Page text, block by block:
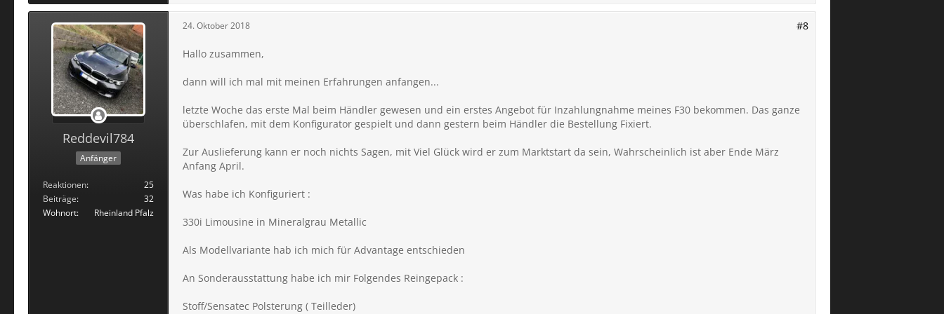
Reddevil784
Anfänger
Reaktionen
25
Beiträge
32
Wohnort
Rheinland Pfalz
24. Oktober 2018 #8
Hallo zusammen,
dann will ich mal mit meinen Erfahrungen anfangen...
letzte Woche das erste Mal beim Händler gewesen und ein erstes Angebot für Inzahlungnahme meines F30 bekommen. Das ganze
überschlafen, mit dem Konfigurator gespielt und dann gestern beim Händler die Bestellung Fixiert.
Zur Auslieferung kann er noch nichts Sagen, mit Viel Glück wird er zum Marktstart da sein, Wahrscheinlich ist aber Ende März
Anfang April.
Was habe ich Konfiguriert :
330i Limousine in Mineralgrau Metallic
Als Modellvariante hab ich mich für Advantage entschieden
An Sonderausstattung habe ich mir Folgendes Reingepack :
Stoff/Sensatec Polsterung ( Teilleder)